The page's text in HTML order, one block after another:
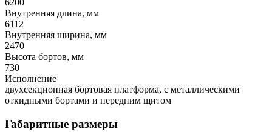
6200
Внутренняя длина, мм
6112
Внутренняя ширина, мм
2470
Высота бортов, мм
730
Исполнение
двухсекционная бортовая платформа, с металлическими
откидными бортами и передним щитом
Габаритные размеры